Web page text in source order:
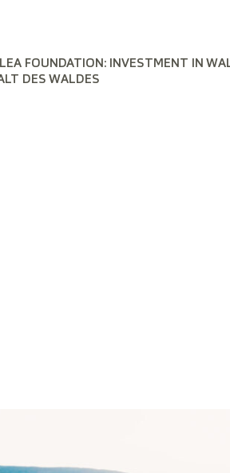
FOUNDATION: INVESTMENT IN
DES WALDES